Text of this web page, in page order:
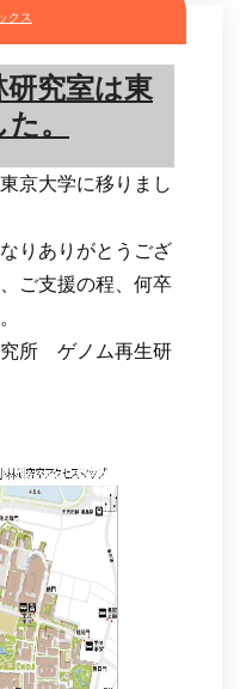
クス
研究室は東
。
京大学に移りまし
りありがとうござ
ご支援の程、何卒
究所 ゲノム再生研